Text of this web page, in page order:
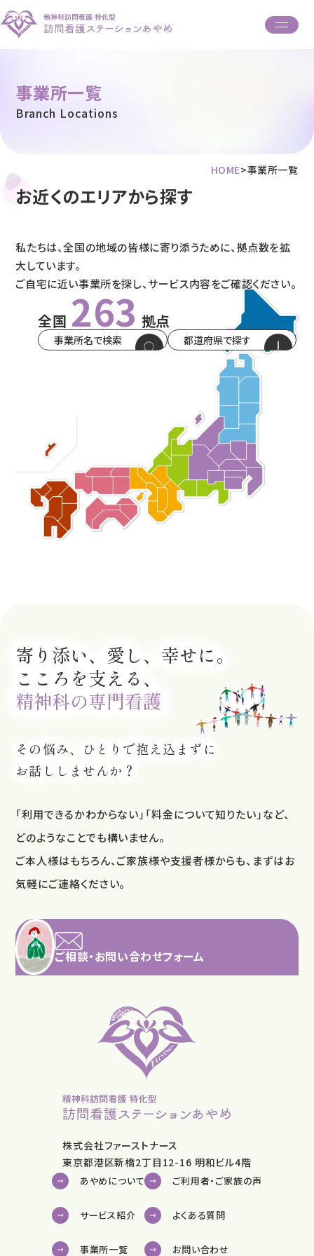
Skip
to
あやめについて
サービス紹介
よくある質問
事業所一覧
Branch Locations
HOME>事業所一覧
お近くのエリアから探す
私たちは、全国の地域の皆様に寄り添うために、拠点数を拡
大しています。
ご自宅に近い事業所を探し、サービス内容をご確認ください。
全国 263 拠点
事業所名で検索
寄り添い、愛し、幸せに。
こころを支える、
精神科の専門看護
その悩み、ひとりで抱え込まずに
お話ししませんか？
「利用できるかわからない」「料金について知りたい」など、
どのようなことでも構いません。
ご本人様はもちろん、ご家族様や支援者様からも、まずはお
気軽にご連絡ください。
ご相談・お問い合わせフォーム
株式会社ファーストナース
東京都港区新橋2丁目12-16 明和ビル4階
あやめについて
サービス紹介
事業所一覧
ご利用者・ご家族の声
よくある質問
お問い合わせ